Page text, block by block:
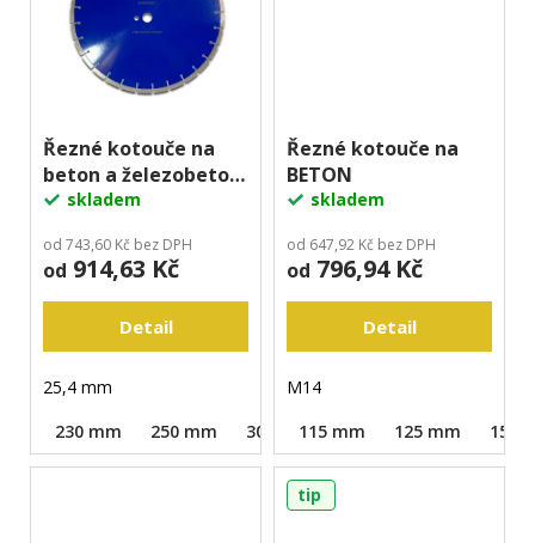
Řezné kotouče na
beton a železobeton
LASER BLUE
skladem
od 743,60 Kč bez DPH
od 914,63 Kč
Detail
25,4 mm
230 mm
250 mm 300 mm 350 mm 400 mm
Řezné kotouče na
BETON
skladem
od 647,92 Kč bez DPH
od 796,94 Kč
Detail
M14
115 mm
125 mm 150
tip